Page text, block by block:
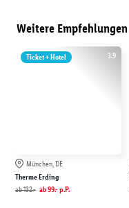
Weitere Empfehlungen
3.9
Ticket + Hotel
München, DE
Therme Erding
ab132.- ab99.- p.P.